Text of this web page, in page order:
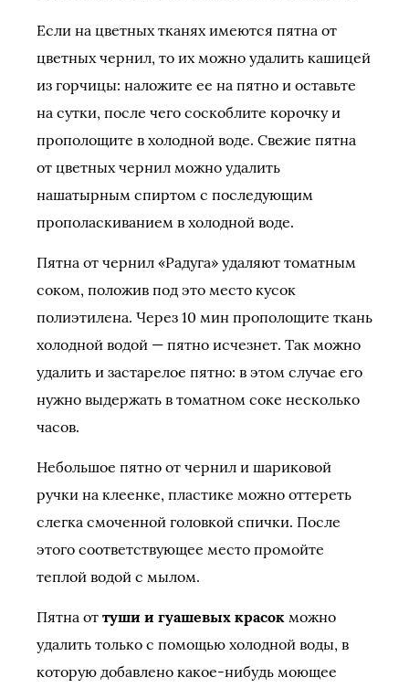
Если на цветных тканях имеются пятна от
цветных чернил, то их можно удалить кашицей
из горчицы: наложите ее на пятно и оставьте
на сутки, после чего соскоблите корочку и
прополощите в холодной воде. Свежие пятна
от цветных чернил можно удалить
нашатырным спиртом с последующим
прополаскиванием в холодной воде.
Пятна от чернил «Радуга» удаляют томатным
соком, положив под это место кусок
полиэтилена. Через 10 мин прополощите ткань
холодной водой — пятно исчезнет. Так можно
удалить и застарелое пятно: в этом случае его
нужно выдержать в томатном соке несколько
часов.
Небольшое пятно от чернил и шариковой
ручки на клеенке, пластике можно оттереть
слегка смоченной головкой спички. После
этого соответствующее место промойте
теплой водой с мылом.
Пятна от туши и гуашевых красок можно
удалить только с помощью холодной воды, в
которую добавлено какое-нибудь моющее